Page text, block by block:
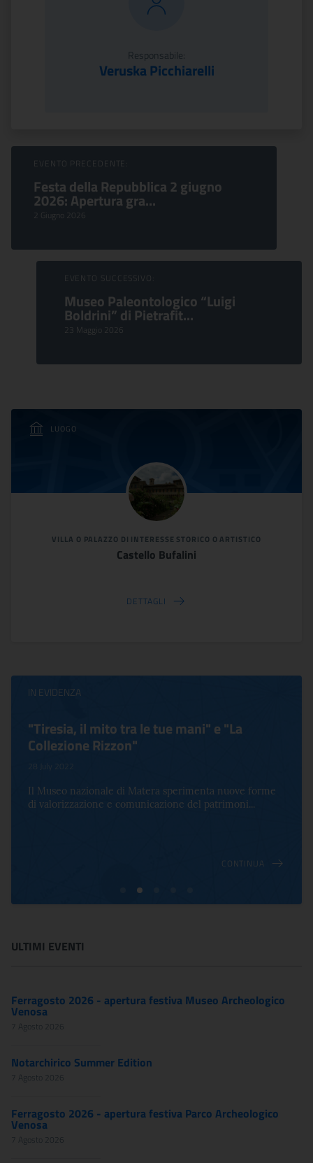
Responsabile:
Veruska Picchiarelli
Sfoglia Eventi
EVENTO PRECEDENTE:
Festa della Repubblica 2 giugno
2026: Apertura gra...
2 Giugno 2026
EVENTO SUCCESSIVO:
Museo Paleontologico “Luigi
Boldrini” di Pietrafit...
23 Maggio 2026
LUOGO
VILLA O PALAZZO DI INTERESSE STORICO O ARTISTICO
Castello Bufalini
DETTAGLI
IN EVIDENZA
"Tiresia, il mito tra le tue mani" e "La
Collezione Rizzon"
28 July 2022
Il Museo nazionale di Matera sperimenta nuove forme
di valorizzazione e comunicazione del patrimoni...
CONTINUA
ULTIMI EVENTI
Ferragosto 2026 - apertura festiva Museo Archeologico
Venosa
7 Agosto 2026
Notarchirico Summer Edition
7 Agosto 2026
Ferragosto 2026 - apertura festiva Parco Archeologico
Venosa
7 Agosto 2026